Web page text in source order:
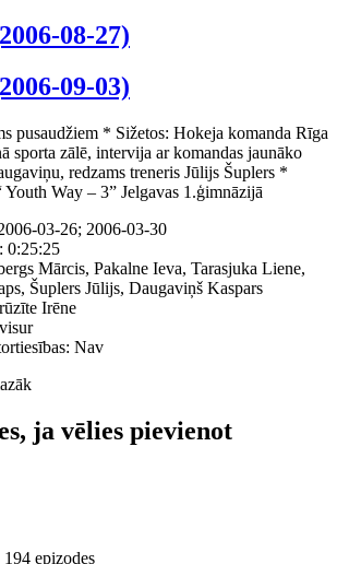
08-27)
09-03)
pusaudžiem * Sižetos: Hokeja komanda Rīga
sporta zālē, intervija ar komandas jaunāko
redzams treneris Jūlijs Šuplers *
Youth Way – 3” Jelgavas 1.ģimnāzijā
03-26; 2006-03-30
0:25:25
Mārcis, Pakalne Ieva, Tarasjuka Liene,
Šuplers Jūlijs, Daugaviņš Kaspars
Irēne
visur
Nav
ja vēlies pievienot
194 epizodes